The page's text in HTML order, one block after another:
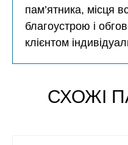
пам’ятника, місця
благоустрою і
клієнтом
СХОЖІ